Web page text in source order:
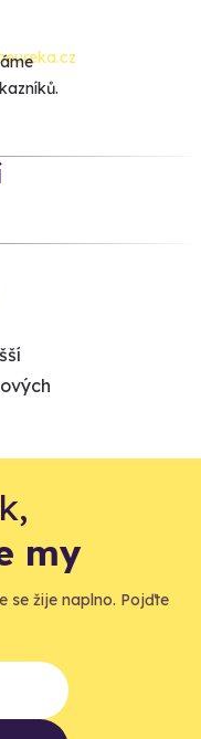
my
se žije naplno. Pojďte